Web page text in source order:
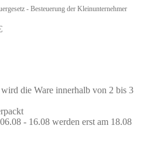
- Besteuerung der Kleinunternehmer
die Ware innerhalb von 2 bis 3
- 16.08 werden erst am 18.08